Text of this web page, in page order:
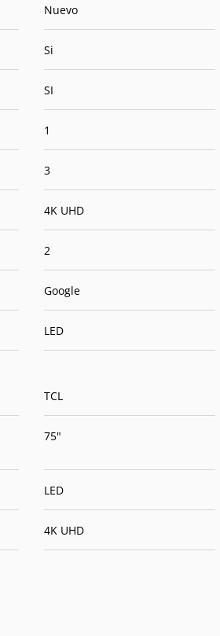
Nuevo
Si
SI
1
3
4K UHD
2
Google
LED
TCL
75"
LED
4K UHD